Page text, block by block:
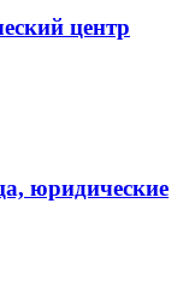
центр
юридические